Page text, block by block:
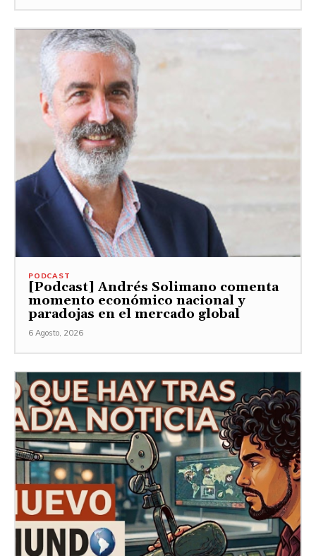
PODCAST
[Podcast] Andrés Solimano comenta
momento económico nacional y
paradojas en el mercado global
6 Agosto, 2026